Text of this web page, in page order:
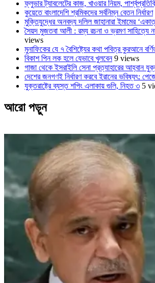
ফ্লুভার ট্যাবলেটের কাজ, খাওয়ার নিয়ম,
কুয়েতে বাংলাদেশি শ্রমিকদের সর্বনিম্ন বেতন নির্ধারণ
মুক্তিযুদ্ধের অনবদ্য দলিল জাহানারা ইমামের
সৈয়দ মুজতবা আলী : রম্য রচনা ও ভ্রমণ সাহিত্যে
views
মুনাফিকের যে ৭ বৈশিষ্ট্যের কথা পবিত্র কুরআনে
বিকাশ পিন লক হলে যেভাবে খুলবেন 9 views
গাজা থেকে ইসরাইলি সেনা প্রত্যাহারের আহ্বান
দেশের জনগণই নির্ধারণ করবে ইরানের ভবিষ্যৎ:
যুক্তরাষ্ট্রে ব্যস্ত শপিং এলাকায় গুলি, নিহত ৩ 5
আরো পড়ুন